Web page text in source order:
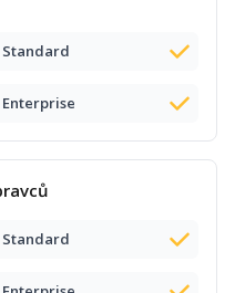
Standard
Enterprise
Standard